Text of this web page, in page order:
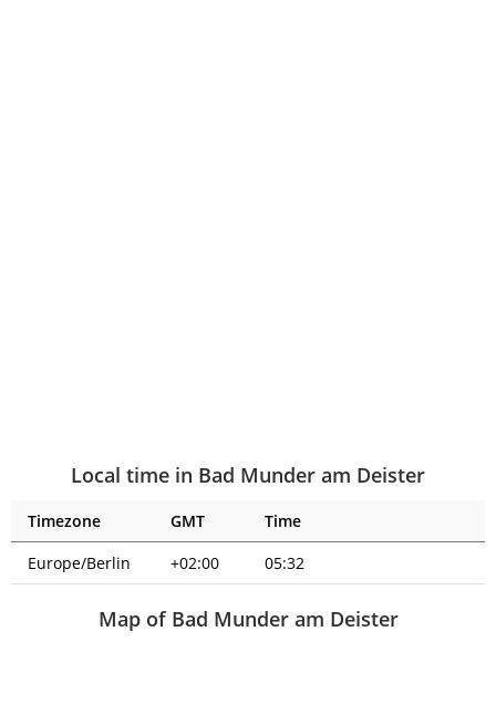
Local time in Bad Munder am Deister
Timezone GMT
Time
Europe/Berlin
+02:00 05:32
Map of Bad Munder am Deister